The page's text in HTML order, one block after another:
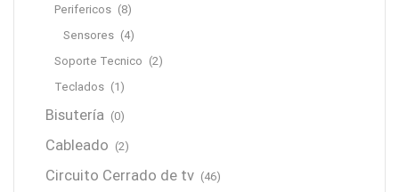
Perifericos (8)
Sensores (4)
Soporte Tecnico (2)
Teclados (1)
Bisutería (0)
Cableado (2)
Circuito Cerrado de tv (46)